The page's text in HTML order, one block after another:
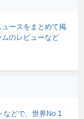
ースをまとめて掲
のレビューなど
などで、世界No.1